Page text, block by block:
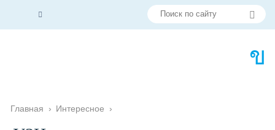
Главная › Интересное ›